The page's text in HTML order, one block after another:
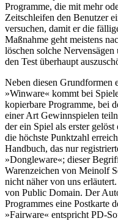
Programme, die mit mehr
Zeitschleifen den Benutzer
versuchen, damit er die
Maßnahme geht meistens
löschen solche
den Test überhaupt
Neben diesen Grundformen
»Winware« kommt bei
kopierbare Programme, bei
einer Art Gewinnspielen
der ein Spiel als erster
die höchste Punktzahl
Handbuch, das nur
»Dongleware«; dieser
Warenzeichen von Meinolf
nicht näher von uns
von Public Domain. Der
Programmes eine Postkarte
»Fairware« entspricht PD-